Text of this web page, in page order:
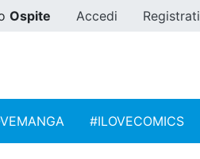
Ospite Accedi Registrati
#ILOVECOMICS